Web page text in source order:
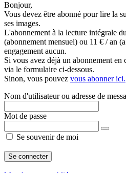
Bonjour,
Vous devez être abonné pour lire la
ses images.
L'abonnement à la lecture intégrale
(abonnement mensuel) ou 11 € / an
engagement aucun.
Si vous avez déjà un abonnement
via le formulaire ci-dessous.
Sinon, vous pouvez vous abonner ici.
Nom d'utilisateur ou adresse de
Mot de passe
Se souvenir de moi